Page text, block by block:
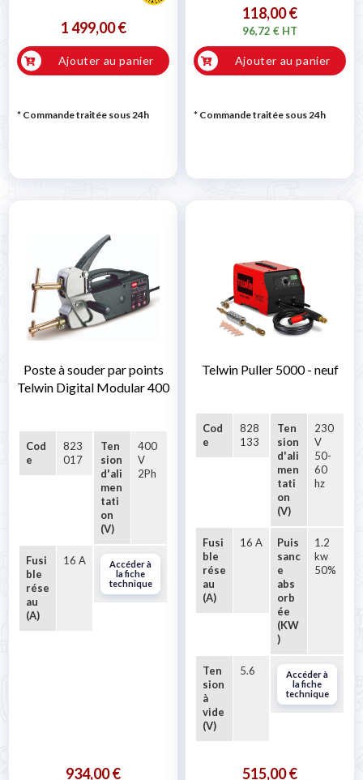
1 499,00 €
Ajouter au panier
* Commande traitée sous 24h
118,00 €
96,72 € HT
Ajouter au panier
* Commande traitée sous 24h
Poste à souder par points
Telwin Digital Modular 400
Cod
e
823
017
Ten
sion
d'ali
men
tati
on
(V)
400
V
2Ph
Fusi
ble
rése
au
(A)
16 A
Accéder à
la fiche
technique
934,00 €
Telwin Puller 5000 - neuf
Cod
e
828
133
Ten
sion
d'ali
men
tati
on
(V)
230
V
50-
60
hz
Fusi
ble
rése
au
(A)
16 A
Puis
sanc
e
abs
orb
ée
(KW
)
1.2
kw
50%
Ten
sion
à
vide
(V)
5.6
Accéder à
la fiche
technique
515,00 €